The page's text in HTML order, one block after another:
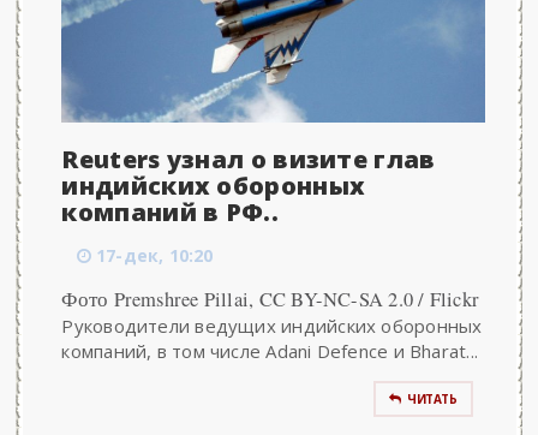
Reuters узнал о визите глав
индийских оборонных
компаний в РФ..
17-дек, 10:20
Фото Premshree Pillai, CC BY-NC-SA 2.0 / Flickr
Руководители ведущих индийских оборонных
компаний, в том числе Adani Defence и Bharat...
ЧИТАТЬ